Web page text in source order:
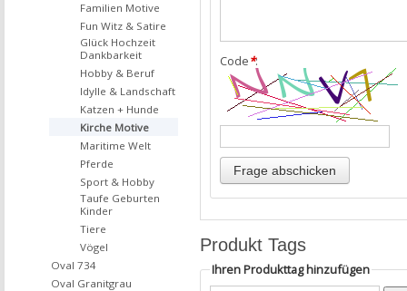
Code*:
Produkt Tags
Ihren Produkttag hinzufügen
Familien Motive
Fun Witz & Satire
Glück Hochzeit
Dankbarkeit
Hobby & Beruf
Idylle & Landschaft
Katzen + Hunde
Kirche Motive
Maritime Welt
Pferde
Sport & Hobby
Taufe Geburten
Kinder
Tiere
Vögel
Oval 734
Oval Granitgrau